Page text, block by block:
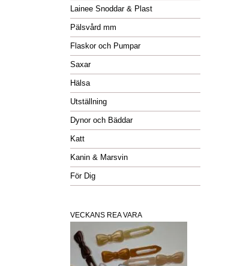
Lainee Snoddar & Plast
Pälsvård mm
Flaskor och Pumpar
Saxar
Hälsa
Utställning
Dynor och Bäddar
Katt
Kanin & Marsvin
För Dig
VECKANS REA VARA